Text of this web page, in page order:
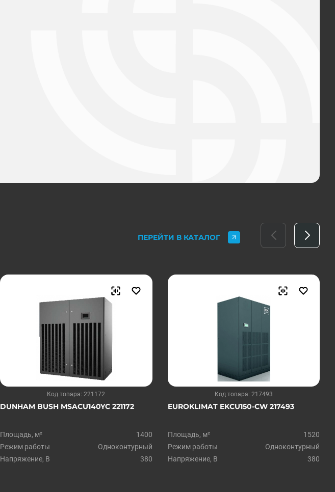
ПЕРЕЙТИ В КАТАЛОГ
Код товара: 221172
DUNHAM BUSH MSACU140YC 221172
Площадь, м²
1400
Режим работы
Одноконтурный
Напряжение, В
380
Код товара: 217493
EUROKLIMAT EKCU150-CW 217493
Площадь, м²
1520
Режим работы
Одноконтурный
Напряжение, В
380